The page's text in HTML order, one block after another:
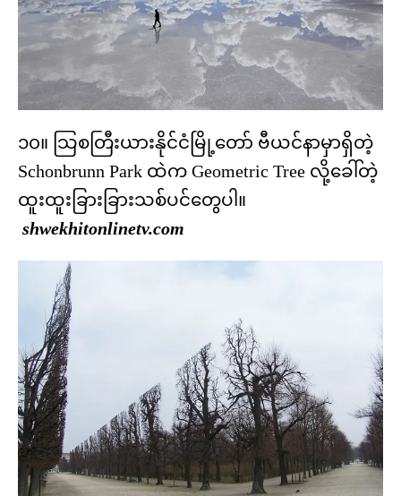
၁၀။ သြစတြီးယားနိုင်ငံမြို့တော် ဗီယင်နာမှာရှိတဲ့
Schonbrunn Park ထဲက Geometric Tree လို့ခေါ်တဲ့
ထူးထူးခြားခြားသစ်ပင်တွေပါ။
shwekhitonlinetv.com